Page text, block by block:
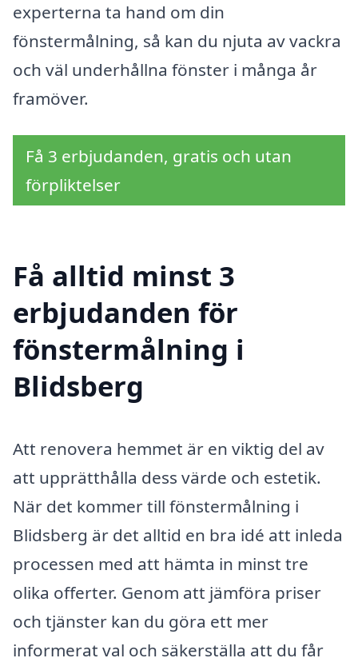
experterna ta hand om din
fönstermålning, så kan du njuta av vackra
och väl underhållna fönster i många år
framöver.
Få 3 erbjudanden, gratis och utan
förpliktelser
Få alltid minst 3
erbjudanden för
fönstermålning i
Blidsberg
Att renovera hemmet är en viktig del av
att upprätthålla dess värde och estetik.
När det kommer till fönstermålning i
Blidsberg är det alltid en bra idé att inleda
processen med att hämta in minst tre
olika offerter. Genom att jämföra priser
och tjänster kan du göra ett mer
informerat val och säkerställa att du får